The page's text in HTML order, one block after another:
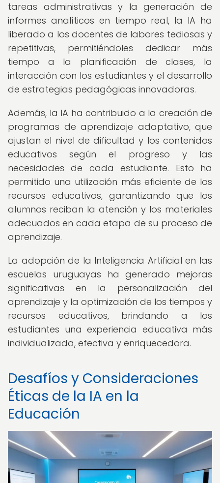
tareas administrativas y la generación de
informes analíticos en tiempo real, la IA ha
liberado a los docentes de labores tediosas y
repetitivas, permitiéndoles dedicar más
tiempo a la planificación de clases, la
interacción con los estudiantes y el desarrollo
de estrategias pedagógicas innovadoras.
Además, la IA ha contribuido a la creación de
programas de aprendizaje adaptativo, que
ajustan el nivel de dificultad y los contenidos
educativos según el progreso y las
necesidades de cada estudiante. Esto ha
permitido una utilización más eficiente de los
recursos educativos, garantizando que los
alumnos reciban la atención y los materiales
adecuados en cada etapa de su proceso de
aprendizaje.
La adopción de la Inteligencia Artificial en las
escuelas uruguayas ha generado mejoras
significativas en la personalización del
aprendizaje y la optimización de los tiempos y
recursos educativos, brindando a los
estudiantes una experiencia educativa más
individualizada, efectiva y enriquecedora.
Desafíos y Consideraciones
Éticas de la IA en la
Educación